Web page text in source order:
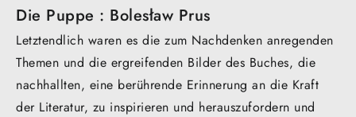
Die Puppe : Bolesław Prus
Letztendlich waren es die zum Nachdenken anregenden
Themen und die ergreifenden Bilder des Buches, die
nachhallten, eine berührende Erinnerung an die Kraft
der Literatur, zu inspirieren und herauszufordern und